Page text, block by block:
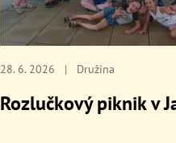
28. 6. 2026 | Družina
Rozlučkový piknik v